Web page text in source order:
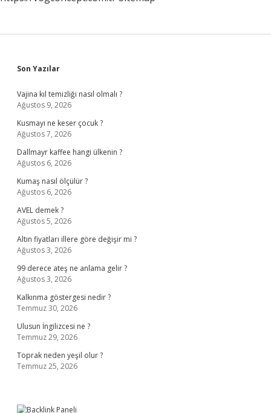
Sidebar
Son Yazılar
Vajina kıl temizliği nasıl olmalı ?
Ağustos 9, 2026
Kusmayı ne keser çocuk ?
Ağustos 7, 2026
Dallmayr kaffee hangi ülkenin ?
Ağustos 6, 2026
Kumaş nasıl ölçülür ?
Ağustos 6, 2026
AVEL demek ?
Ağustos 5, 2026
Altın fiyatları illere göre değişir mi ?
Ağustos 3, 2026
99 derece ateş ne anlama gelir ?
Ağustos 3, 2026
Kalkınma göstergesi nedir ?
Temmuz 30, 2026
Ulusun İngilizcesi ne ?
Temmuz 29, 2026
Toprak neden yeşil olur ?
Temmuz 25, 2026